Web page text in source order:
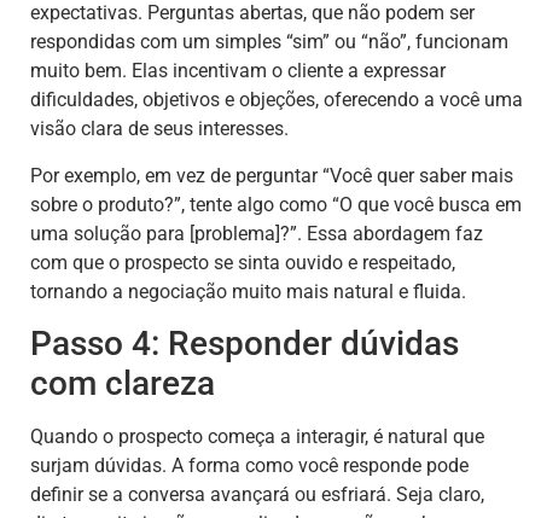
expectativas. Perguntas abertas, que não podem ser
respondidas com um simples “sim” ou “não”, funcionam
muito bem. Elas incentivam o cliente a expressar
dificuldades, objetivos e objeções, oferecendo a você uma
visão clara de seus interesses.
Por exemplo, em vez de perguntar “Você quer saber mais
sobre o produto?”, tente algo como “O que você busca em
uma solução para [problema]?”. Essa abordagem faz
com que o prospecto se sinta ouvido e respeitado,
tornando a negociação muito mais natural e fluida.
Passo 4: Responder dúvidas
com clareza
Quando o prospecto começa a interagir, é natural que
surjam dúvidas. A forma como você responde pode
definir se a conversa avançará ou esfriará. Seja claro,